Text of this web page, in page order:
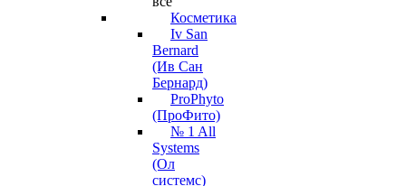
Косметика
Iv San
Bernard
(Ив Сан
Бернард)
ProPhyto
(ПроФито)
№ 1 All
Systems
(Ол
системс)